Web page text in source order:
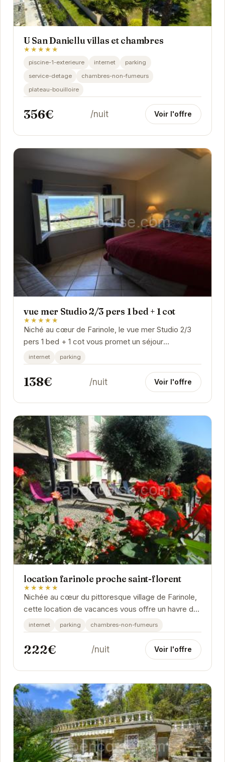
U San Daniellu villas et chambres
★★★★★
piscine-1-exterieure internet
parking
service-detage
chambres-non-fumeurs
plateau-bouilloire
356€ /nuit Voir l'offre
vue mer Studio 2/3 pers 1 bed + 1 cot
★★★★★
Niché au cœur de Farinole, le vue mer Studio 2/3
pers 1 bed + 1 cot vous promet un séjour
inoubliable. Son emplacement privilégié offre un...
internet parking
138€ /nuit Voir l'offre
location farinole proche saint-florent
★★★★★
Nichée au cœur du pittoresque village de Farinole,
cette location de vacances vous offre un havre de
paix à proximité des plages et des...
internet parking chambres-non-fumeurs
222€ /nuit Voir l'offre